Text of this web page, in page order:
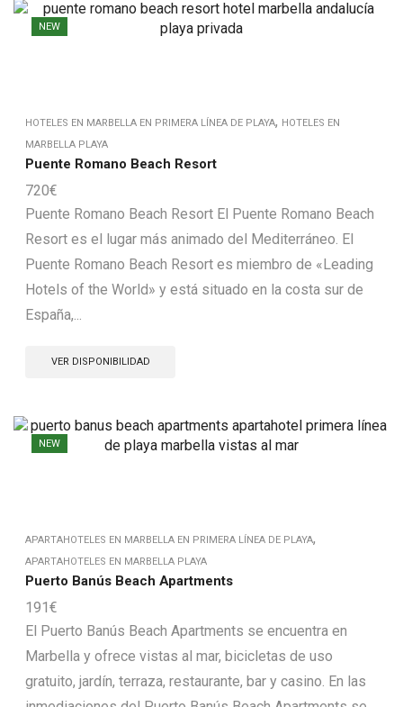
NEW
HOTELES EN MARBELLA EN PRIMERA LÍNEA DE PLAYA, HOTELES EN
MARBELLA PLAYA
Puente Romano Beach Resort
720€
Puente Romano Beach Resort El Puente Romano Beach
Resort es el lugar más animado del Mediterráneo. El
Puente Romano Beach Resort es miembro de «Leading
Hotels of the World» y está situado en la costa sur de
España,...
VER DISPONIBILIDAD
NEW
APARTAHOTELES EN MARBELLA EN PRIMERA LÍNEA DE PLAYA,
APARTAHOTELES EN MARBELLA PLAYA
Puerto Banús Beach Apartments
191€
El Puerto Banús Beach Apartments se encuentra en
Marbella y ofrece vistas al mar, bicicletas de uso
gratuito, jardín, terraza, restaurante, bar y casino. En las